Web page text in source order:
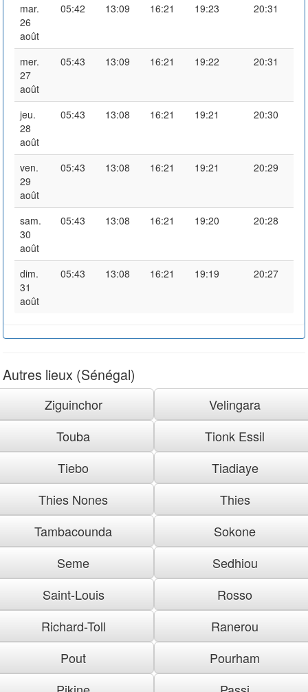
mar.
26
août
05:42 13:09 16:21 19:23 20:31
mer.
27
août
05:43 13:09 16:21 19:22 20:31
jeu.
28
août
05:43 13:08 16:21 19:21 20:30
ven.
29
août
05:43 13:08 16:21 19:21 20:29
sam.
30
août
05:43 13:08 16:21 19:20 20:28
dim.
31
août
05:43 13:08 16:21 19:19 20:27
Autres lieux (Sénégal)
Ziguinchor
Velingara
Touba
Tionk Essil
Tiebo
Tiadiaye
Thies Nones
Thies
Tambacounda
Sokone
Seme
Sedhiou
Saint-Louis
Rosso
Richard-Toll
Ranerou
Pout
Pourham